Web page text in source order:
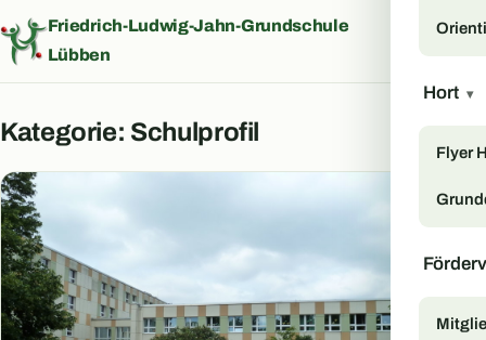
Friedrich-Ludwig-Jahn-Grundschule
Lübben
Hort ▾
Flyer
Kategorie: Schulprofil